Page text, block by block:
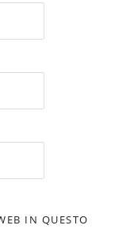
IN QUESTO